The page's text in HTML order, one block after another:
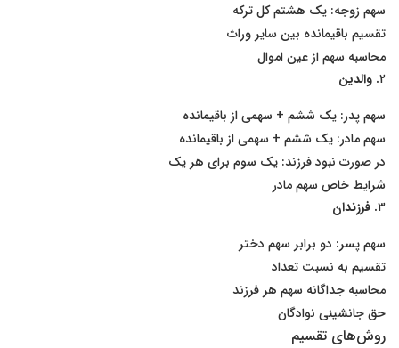
سهم زوجه: یک هشتم کل ترکه
تقسیم باقیمانده بین سایر وراث
محاسبه سهم از عین اموال
۲. والدین
سهم پدر: یک ششم + سهمی از باقیمانده
سهم مادر: یک ششم + سهمی از باقیمانده
در صورت نبود فرزند: یک سوم برای هر یک
شرایط خاص سهم مادر
۳. فرزندان
سهم پسر: دو برابر سهم دختر
تقسیم به نسبت تعداد
محاسبه جداگانه سهم هر فرزند
حق جانشینی نوادگان
روش‌های تقسیم